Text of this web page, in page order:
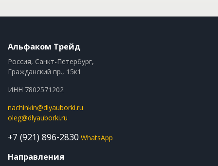
Альфаком Трейд
Россия, Санкт-Петербург,
Гражданский пр., 15к1
ИНН 7802571202
nachinkin@dlyauborki.ru
oleg@dlyauborki.ru
+7 (921) 896-2830 WhatsApp
Направления